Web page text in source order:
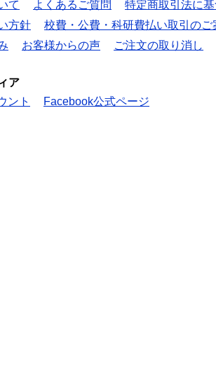
て よくあるご質問
特定商取引法に
方針
校費・公費・科研費払い取引のご
お客様からの声 ご注文の取り消し
ア
ント
Facebook公式ページ